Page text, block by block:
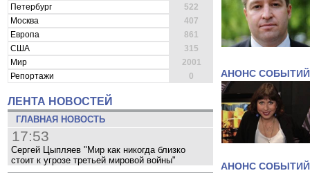
Петербург
522
Москва
407
Европа
861
США
315
Мир
2001
Репортажи
0
ЛЕНТА НОВОСТЕЙ
ГЛАВНАЯ НОВОСТЬ
17:53
Сергей Цыпляев "Мир как никогда близко
стоит к угрозе третьей мировой войны"
АНОНС СОБЫТИЙ
АНОНС СОБЫТИЙ